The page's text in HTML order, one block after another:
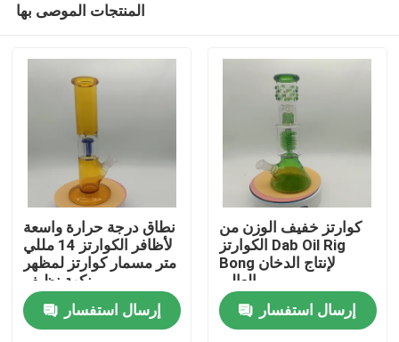
منزل
المنتجات الموصى بها
نطاق درجة حرارة واسعة
لأظافر الكوارتز 14 مللي
متر مسمار كوارتز لمظهر
نكهة نظيف
إرسال استفسار
كوارتز خفيف الوزن من
الكوارتز Dab Oil Rig
Bong لإنتاج الدخان
العالي
إرسال استفسار